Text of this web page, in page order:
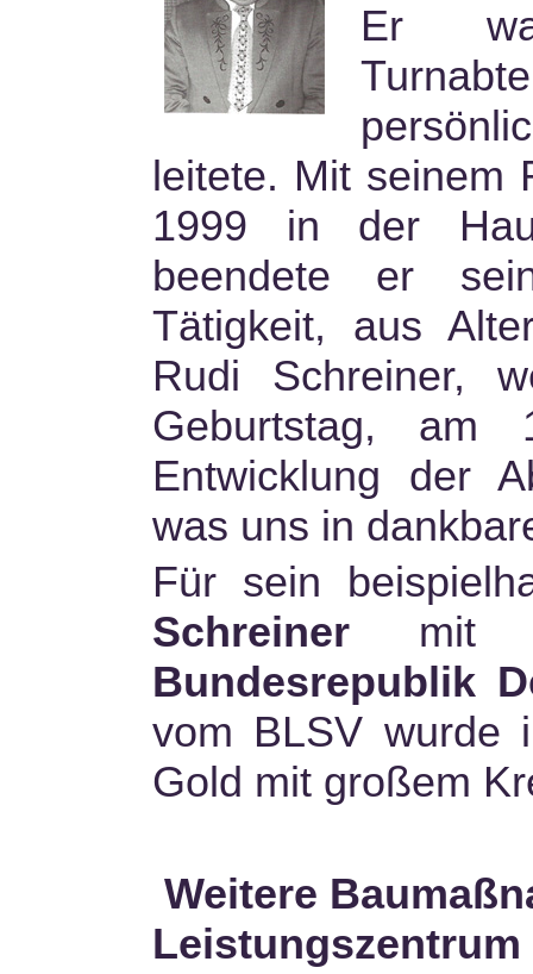
Er
leitete. Mit seinem
1999 in der
beendete er
Tätigkeit, aus
Rudi Schreiner,
Geburtstag,
Entwicklung der
was uns in
Für sein
Schreiner mit
Bundesrepublik
vom BLSV wurde
Gold mit großem
Weitere